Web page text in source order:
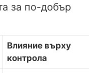
за по-добър
Влияние върху
контрола